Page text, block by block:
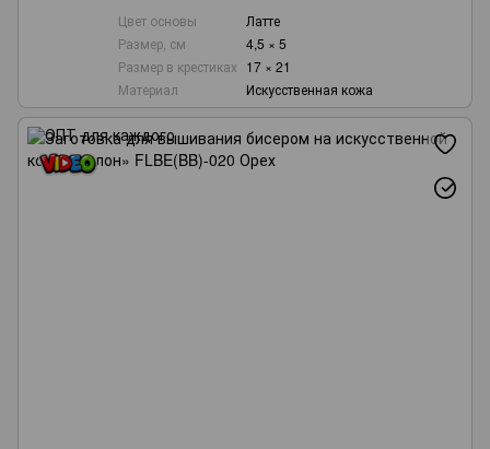
Цвет основы
Латте
Размер, см
4,5 × 5
Размер в крестиках 17 × 21
Материал
Искусственная кожа